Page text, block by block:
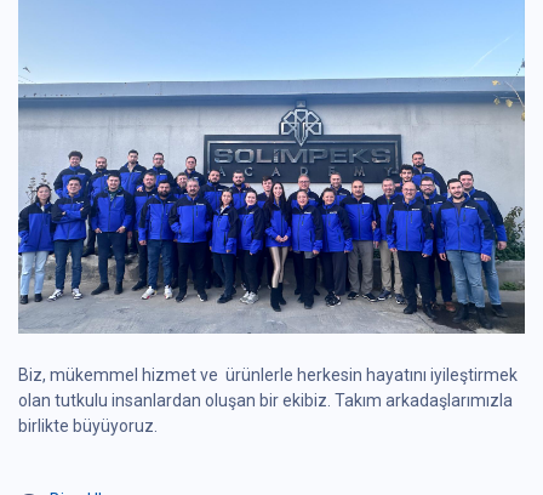
Biz, mükemmel hizmet ve ürünlerle herkesin hayatını iyileştirmek
olan tutkulu insanlardan oluşan bir ekibiz. Takım arkadaşlarımızla
birlikte büyüyoruz.